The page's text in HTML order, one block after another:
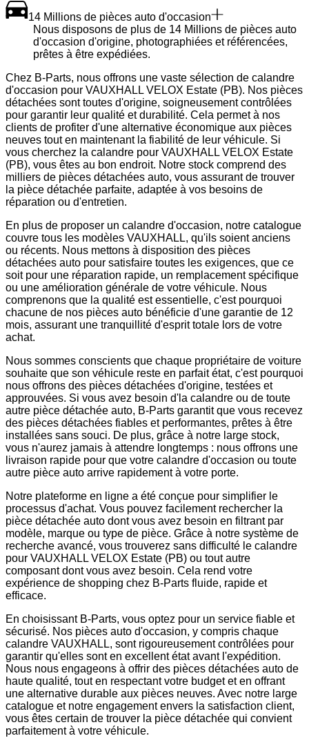
14 Millions de pièces auto d'occasion
Nous disposons de plus de 14 Millions de pièces auto
d'occasion d'origine, photographiées et référencées,
prêtes à être expédiées.
Chez B-Parts, nous offrons une vaste sélection de calandre
d'occasion pour VAUXHALL VELOX Estate (PB). Nos pièces
détachées sont toutes d'origine, soigneusement contrôlées
pour garantir leur qualité et durabilité. Cela permet à nos
clients de profiter d'une alternative économique aux pièces
neuves tout en maintenant la fiabilité de leur véhicule. Si
vous cherchez la calandre pour VAUXHALL VELOX Estate
(PB), vous êtes au bon endroit. Notre stock comprend des
milliers de pièces détachées auto, vous assurant de trouver
la pièce détachée parfaite, adaptée à vos besoins de
réparation ou d'entretien.
En plus de proposer un calandre d'occasion, notre catalogue
couvre tous les modèles VAUXHALL, qu'ils soient anciens
ou récents. Nous mettons à disposition des pièces
détachées auto pour satisfaire toutes les exigences, que ce
soit pour une réparation rapide, un remplacement spécifique
ou une amélioration générale de votre véhicule. Nous
comprenons que la qualité est essentielle, c'est pourquoi
chacune de nos pièces auto bénéficie d'une garantie de 12
mois, assurant une tranquillité d'esprit totale lors de votre
achat.
Nous sommes conscients que chaque propriétaire de voiture
souhaite que son véhicule reste en parfait état, c'est pourquoi
nous offrons des pièces détachées d'origine, testées et
approuvées. Si vous avez besoin d'la calandre ou de toute
autre pièce détachée auto, B-Parts garantit que vous recevez
des pièces détachées fiables et performantes, prêtes à être
installées sans souci. De plus, grâce à notre large stock,
vous n'aurez jamais à attendre longtemps : nous offrons une
livraison rapide pour que votre calandre d'occasion ou toute
autre pièce auto arrive rapidement à votre porte.
Notre plateforme en ligne a été conçue pour simplifier le
processus d'achat. Vous pouvez facilement rechercher la
pièce détachée auto dont vous avez besoin en filtrant par
modèle, marque ou type de pièce. Grâce à notre système de
recherche avancé, vous trouverez sans difficulté le calandre
pour VAUXHALL VELOX Estate (PB) ou tout autre
composant dont vous avez besoin. Cela rend votre
expérience de shopping chez B-Parts fluide, rapide et
efficace.
En choisissant B-Parts, vous optez pour un service fiable et
sécurisé. Nos pièces auto d'occasion, y compris chaque
calandre VAUXHALL, sont rigoureusement contrôlées pour
garantir qu'elles sont en excellent état avant l'expédition.
Nous nous engageons à offrir des pièces détachées auto de
haute qualité, tout en respectant votre budget et en offrant
une alternative durable aux pièces neuves. Avec notre large
catalogue et notre engagement envers la satisfaction client,
vous êtes certain de trouver la pièce détachée qui convient
parfaitement à votre véhicule.